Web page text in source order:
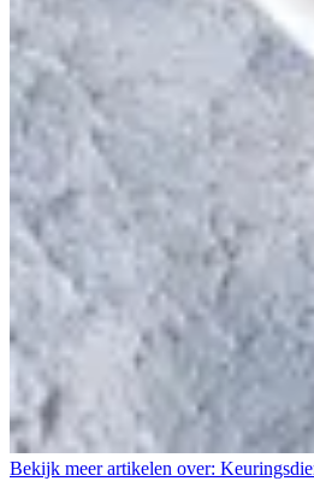
Bekijk meer artikelen over: